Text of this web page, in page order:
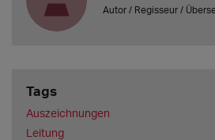
Autor / Regisseur /
Tags
Auszeichnungen
Leitung